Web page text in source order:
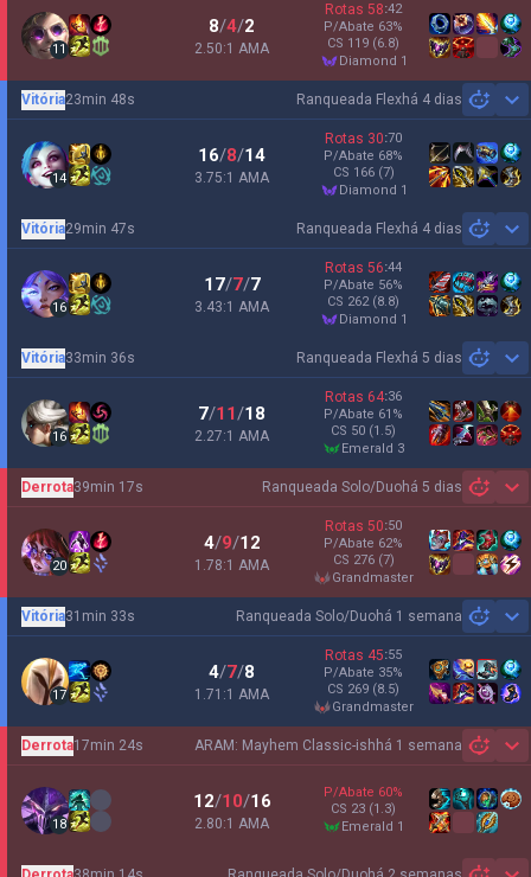
11
8/4/2
2.50:1 AMA
Rotas 58:42
P/Abate 63%
CS 119 (6.8)
diamond 1
Ranqueada Flexhá 4 dias
Vitória23min 48s
14
16/8/14
3.75:1 AMA
Rotas 30:70
P/Abate 68%
CS 166 (7)
diamond 1
Ranqueada Flexhá 4 dias
Vitória29min 47s
16
17/7/7
3.43:1 AMA
Rotas 56:44
P/Abate 56%
CS 262 (8.8)
diamond 1
Ranqueada Flexhá 5 dias
Vitória33min 36s
16
7/11/18
2.27:1 AMA
Rotas 64:36
P/Abate 61 %
CS 50 (1.5)
emerald 3
Ranqueada Solo/Duohá 5 dias
Derrota39min 17s
20
4/9/12
1.78:1 AMA
Rotas 50:50
P/Abate 62%
CS 276 (7)
grandmaster
Ranqueada Solo/Duohá 1 semana
Vitória31min 33s
17
4/7/8
1.71:1 AMA
Rotas 45:55
P/Abate 35%
CS 269 (8.5)
grandmaster
ARAM: Mayhem Classic-ish há 1 semana
Derrota17min 24s
18
12/10/16
2.80:1 AMA
P/Abate 60%
CS 23 (1.3)
emerald 1